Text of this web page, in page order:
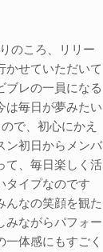
のころ、リリー
かせていただいて
ブレの一員になる
は毎日が夢みたい
で、初心にかえ
ン初日からメンバ
て、毎日楽しく活
タイプなのです
んなの笑顔を観た
みながらパフォー
体感にもすごく